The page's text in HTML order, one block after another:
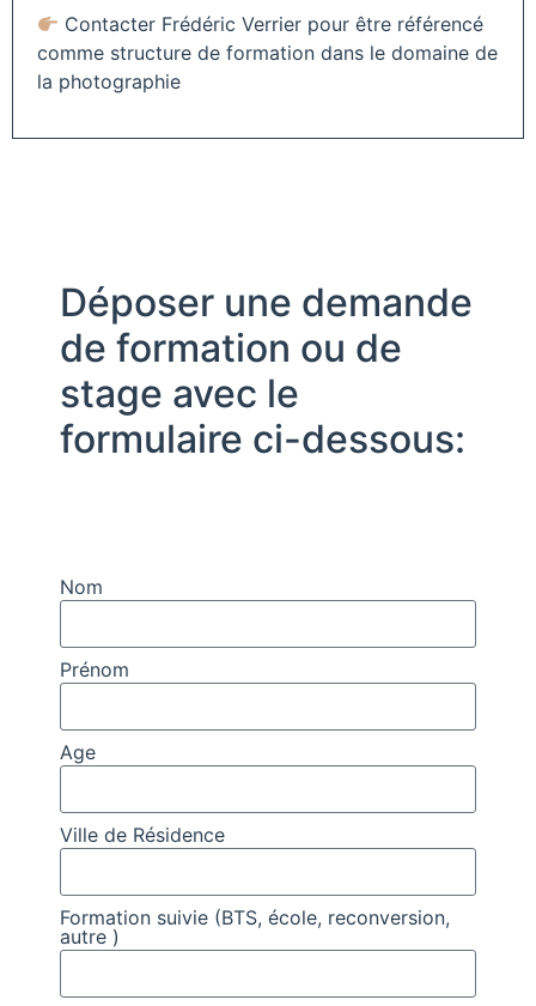
Contacter Frédéric Verrier pour être référencé
comme structure de formation dans le domaine de
la photographie
Déposer une demande
de formation ou de
stage avec le
formulaire ci-dessous:
Nom
Prénom
Age
Ville de Résidence
Formation suivie (BTS, école, reconversion,
autre )